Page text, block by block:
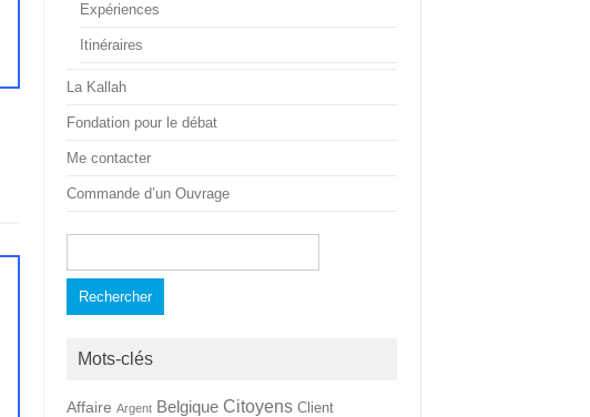
Expériences
Itinéraires
La Kallah
Fondation pour le débat
Me contacter
Commande d’un Ouvrage
Mots-clés
Affaire Argent Belgique Citoyens Client